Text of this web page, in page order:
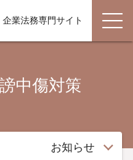
企業法務専門サイト
中傷対策
お知らせ